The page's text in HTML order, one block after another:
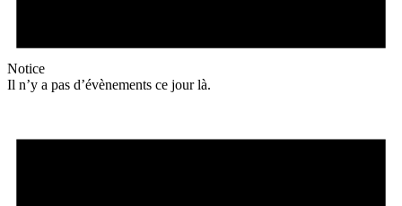
Notice
Il n’y a pas d’évènements ce jour là.